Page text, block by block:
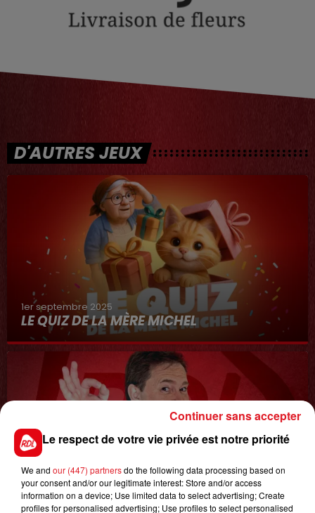
D'AUTRES JEUX
1er septembre 2025
LE QUIZ DE LA MÈRE MICHEL
8 avril 2022
LA COURSE AU CADDIE
Le respect de votre vie privée est notre priorité
We and our (447) partnersdo the following data processing based on
your consent and/or our legitimate interest: Store and/or access
information on a device; Use limited data to select advertising; Create
profiles for personalised advertising; Use profiles to select personalised
Continuer sans accepter